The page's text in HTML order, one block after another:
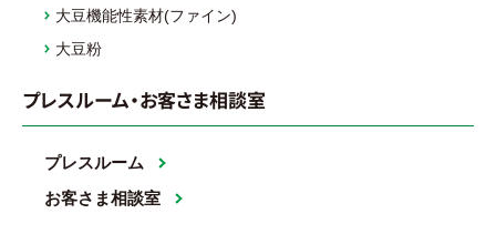
大豆機能性素材(ファイン)
大豆粉
プレスルーム・お客さま相談室
プレスルーム
お客さま相談室